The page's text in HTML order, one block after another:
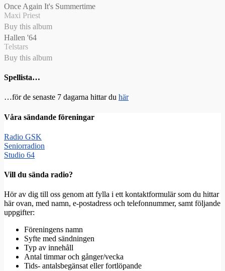
Once Again It's Summertime
Maxi Priest
Buy this album
Hallen '64
Telstars
Buy this album
Spellista…
…för de senaste 7 dagarna hittar du här
Våra sändande föreningar
Radio GSK
Seniorradion
Studio 64
Vill du sända radio?
Hör av dig till oss genom att fylla i ett kontaktformulär som du hittar
här ovan, med namn, e-postadress och telefonnummer, samt följande
uppgifter:
Föreningens namn
Syfte med sändningen
Typ av innehåll
Antal timmar och gånger/vecka
Tids- antalsbegänsat eller fortlöpande